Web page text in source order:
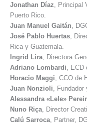
Jonathan Díaz ,
Puerto Rico.
Juan Manuel Gaitán ,
José Pablo Huertas ,
Rica y Guatemala.
Ingrid Lira , Directora
Adriano Lombardi ,
Horacio Maggi , CCO de
Juan Nonzioli ,
Alessandra «Lele»
Nuno Riça , Director
Calú Sarroca , Partner,